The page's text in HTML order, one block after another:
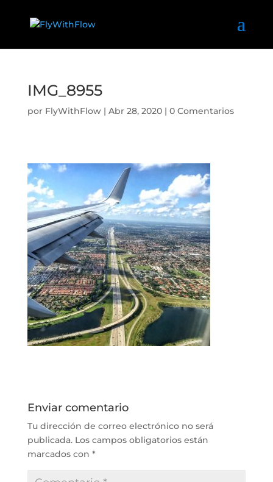
IMG_8955
por FlyWithFlow| Abr 28, 2020| 0 Comentarios
Enviar comentario
Tu dirección de correo electrónico no será
publicada. Los campos obligatorios están
marcados con *